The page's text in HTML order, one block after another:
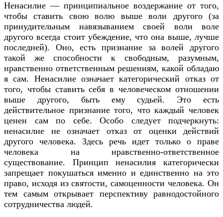
Ненасилие — принципиальное воздержание от того,
чтобы ставить свою волю выше воли другого (за
принудительным навязыванием своей воли воле
другого всегда стоит убеждение, что она выше, лучше
последней). Оно, есть признание за волей другого
такой же способности к свободным, разумным,
нравственно ответственным решениям, какой обладаю
я сам. Ненасилие означает категорический отказ от
того, чтобы ставить себя в человеческом отношении
выше другого, быть ему судьей. Это есть
действительное признание того, что каждый человек
ценен сам по себе. Особо следует подчеркнуть:
ненасилие не означает отказ от оценки действий
другого человека. Здесь речь идет только о праве
человека на нравственно-ответственное
существование. Принцип ненасилия категорически
запрещает покушаться именно и единственно на это
право, исходя из святости, самоценности человека. Он
тем самым открывает перспективу равнодостойного
сотрудничества людей.